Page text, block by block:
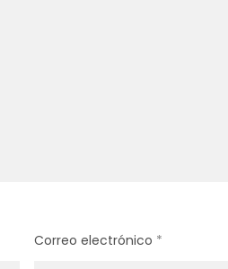
Correo electrónico *